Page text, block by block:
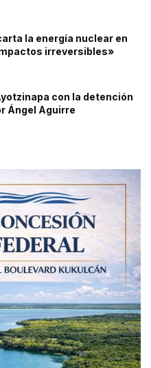
la energía nuclear en
irreversibles»
con la detención
Ángel Aguirre